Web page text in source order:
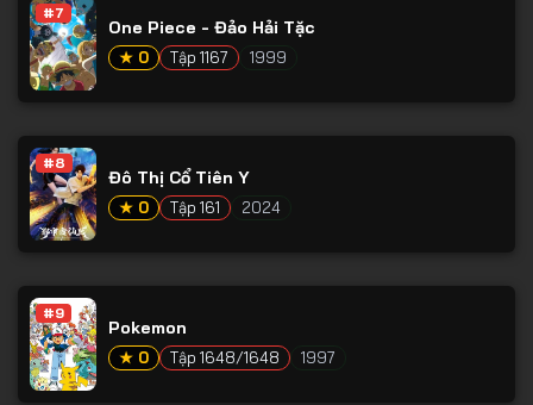
#7
One Piece - Đảo Hải Tặc
★ 0 Tập 1167 1999
#8
Đô Thị Cổ Tiên Y
★ 0 Tập 161 2024
#9
Pokemon
★ 0 Tập 1648/1648 1997